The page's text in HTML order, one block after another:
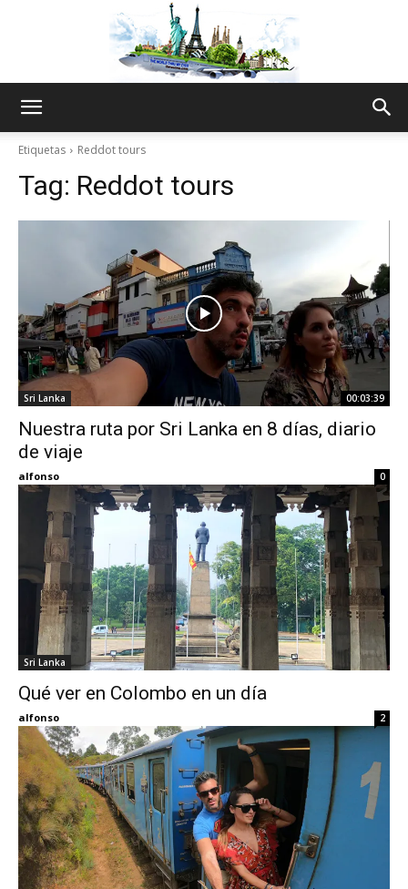
Thru
My
Etiquetas Reddot tours
Tag: Reddot tours
Sri Lanka 00:03:39
Nuestra ruta por Sri Lanka en 8 días, diario
de viaje
alfonso 0
Sri Lanka
Qué ver en Colombo en un día
alfonso 2